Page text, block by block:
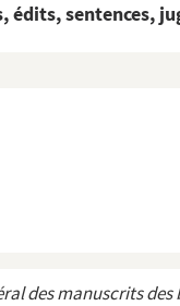
édits, sentences,
des manuscrits